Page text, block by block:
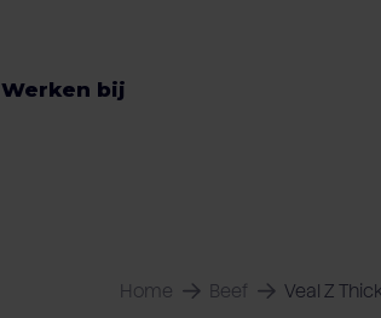
Werken bij
Home Beef Veal Z